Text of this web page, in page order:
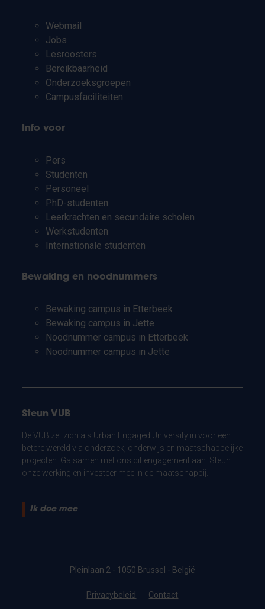
Webmail
Jobs
Lesroosters
Bereikbaarheid
Onderzoeksgroepen
Campusfaciliteiten
Info voor
Pers
Studenten
Personeel
PhD-studenten
Leerkrachten en secundaire scholen
Werkstudenten
Internationale studenten
Bewaking en noodnummers
Bewaking campus in Etterbeek
Bewaking campus in Jette
Noodnummer campus in Etterbeek
Noodnummer campus in Jette
Steun VUB
De VUB zet zich als Urban Engaged University in voor een
betere wereld via onderzoek, onderwijs en maatschappelijke
projecten. Ga samen met ons dit engagement aan. Steun
onze werking en investeer mee in de maatschappij.
Ik doe mee
Pleinlaan 2 - 1050 Brussel - België
Privacybeleid Contact